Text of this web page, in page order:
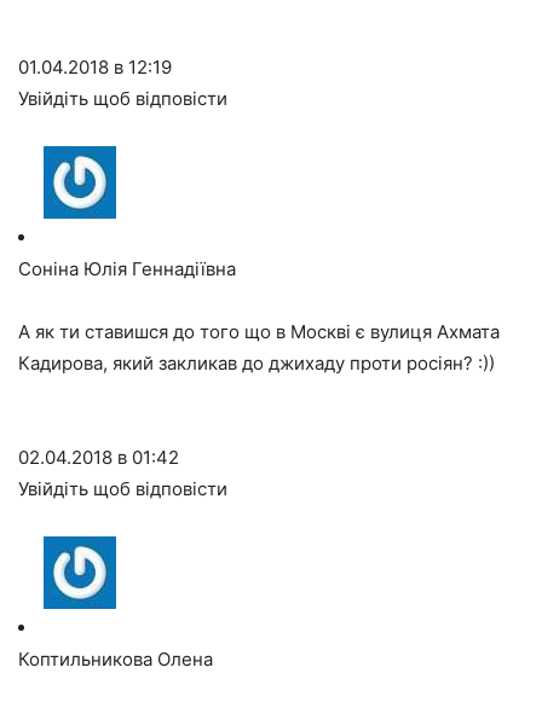
01.04.2018 в 12:19
Увійдіть щоб відповісти
Соніна Юлія Геннадіївна
А як ти ставишся до того що в Москві є вулиця Ахмата
Кадирова, який закликав до джихаду проти росіян? :))
02.04.2018 в 01:42
Увійдіть щоб відповісти
Коптильникова Олена